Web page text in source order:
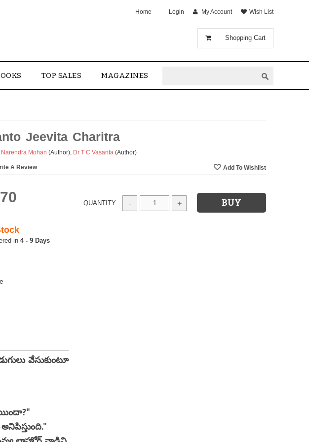
Shopping Cart
Home Login My Account Wish List
TOP SALES MAGAZINES
Jeevita Charitra
Narendra Mohan (Author), Dr T C Vasanta (Author)
A Review
QUANTITY: - +
4 - 9 Days
వేసుకుంటూ